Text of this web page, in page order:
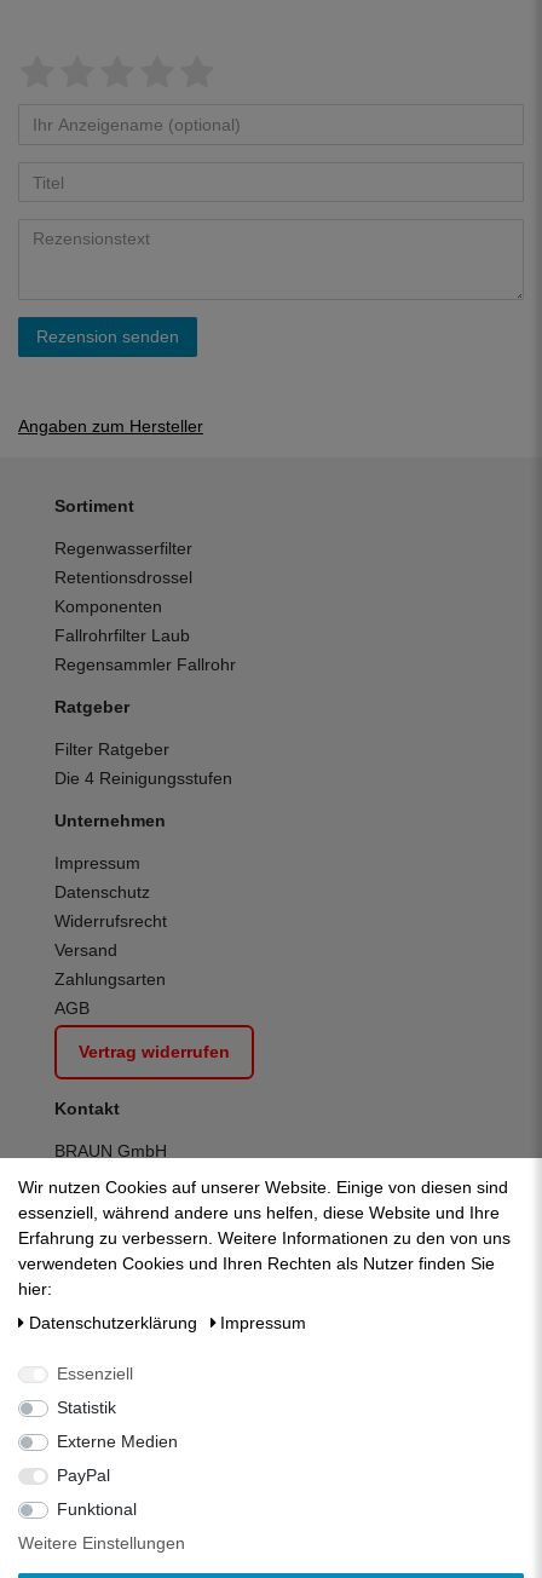
Rezension senden
Angaben zum Hersteller
Sortiment
Regenwasserfilter
Retentionsdrossel
Komponenten
Fallrohrfilter Laub
Regensammler Fallrohr
Ratgeber
Filter Ratgeber
Die 4 Reinigungsstufen
Unternehmen
Impressum
Datenschutz
Widerrufsrecht
Versand
Zahlungsarten
AGB
Vertrag widerrufen
Kontakt
BRAUN GmbH
Kuhnbergstraße 27
D-73037 Göppingen
Telefon:
+49 (0) 7161 95 13 700
Fax:
+49 (0) 7161 95 13 709
Fr:
07:30 - 12:30 | 13:00 - 14:00
Wir nutzen Cookies auf unserer Website. Einige von diesen sind
essenziell, während andere uns helfen, diese Website und Ihre
Erfahrung zu verbessern. Weitere Informationen zu den von uns
verwendeten Cookies und Ihren Rechten als Nutzer finden Sie
hier:
Daten­schutz­erklärung
Impressum
Essenziell
Statistik
Externe Medien
PayPal
Funktional
Weitere Einstellungen